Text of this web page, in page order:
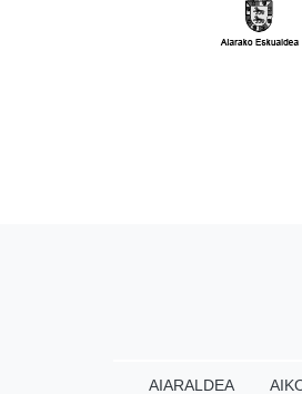
AIARALDEA